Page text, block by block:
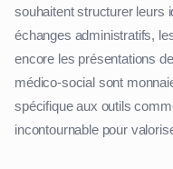
souhaitent structurer leurs
échanges administratifs,
encore les présentations
médico-social sont
spécifique aux outils
incontournable pour